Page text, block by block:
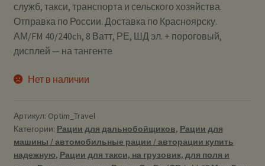
служб, такси, транспорта и сельского хозяйства.
Отправка по России. Доставка по Красноярску.
АМ/FM 40/240ch, 8 Ватт, РЕ, ШД эл. + пороговый,
дисплей — на тангенте
Нет в наличии
Артикул: Optim_Travel
Категории: Рации для дальнобойщиков, Рации для
машины / автомобильные рации / авторации купить
надежную, Рации для такси, на грузовик, для поля и